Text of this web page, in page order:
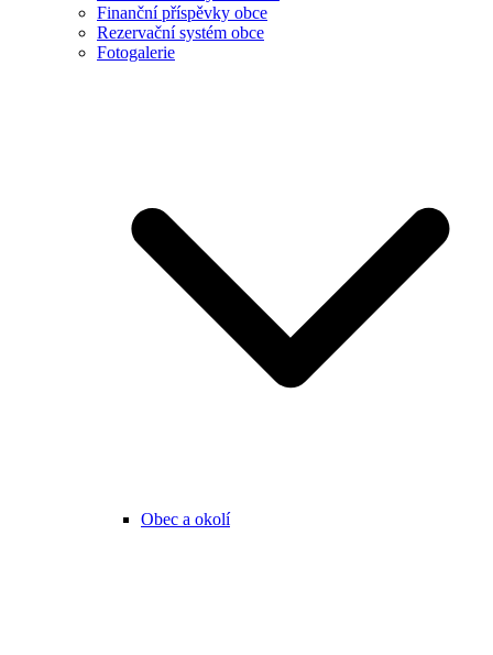
Finanční příspěvky obce
Rezervační systém obce
Fotogalerie
Obec a okolí